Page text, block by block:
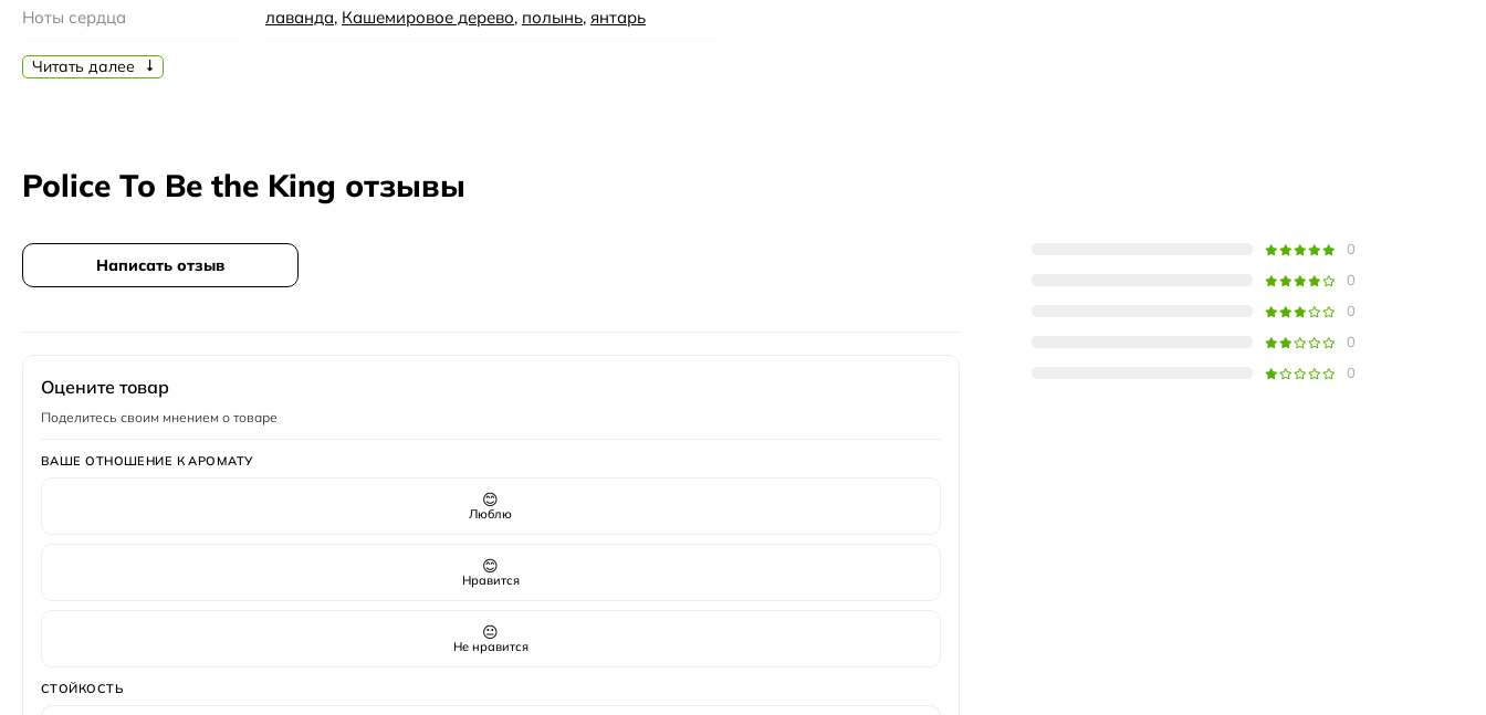
Ноты сердца лаванда, Кашемировое дерево, полынь, янтарь
Страна производства
Время года Осень, Зима
Время суток Вечер
Возраст 35-45, 45 и более
Верхние ноты
Пол Мужской
Читать далее
Police To Be the King отзывы
0
0
0
0
0
Написать отзыв
Оцените товар
Поделитесь своим мнением о товаре
ВАШЕ ОТНОШЕНИЕ К АРОМАТУ
😊
Люблю
😊
Нравится
😐
Не нравится
СТОЙКОСТЬ